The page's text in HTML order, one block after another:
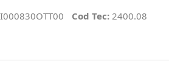
Cod Tec: 2400.08